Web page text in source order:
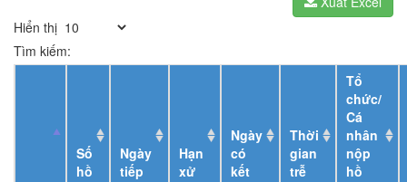
Hiển thị
Tìm kiếm:
Số
hồ
Ngày
tiếp
Hạn
xử
Ngày
có
kết
Thời
gian
trễ
Tổ
chức/
Cá
nhân
nộp
hồ